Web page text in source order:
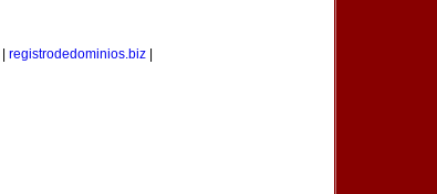
registrodedominios.biz